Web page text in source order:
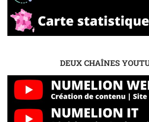
DEUX CHAÎNES